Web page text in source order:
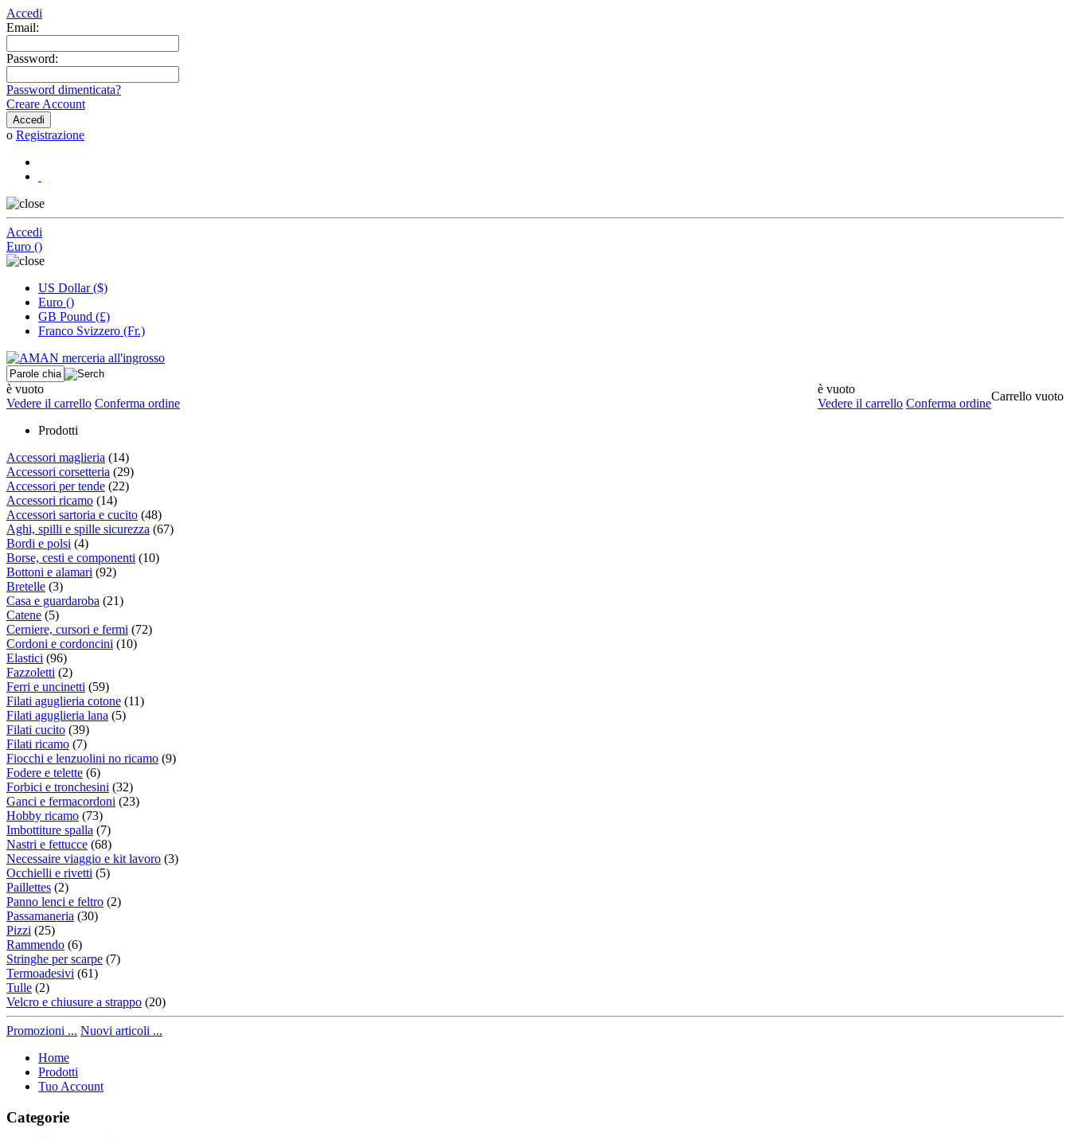
Accedi
Email:
Password:
Password dimenticata?
Creare Account
o Registrazione
Accedi
Euro ()
US Dollar ($)
Euro ()
GB Pound (£)
Franco Svizzero (Fr.)
è vuoto
Vedere il carrello Conferma ordine
Carrello vuoto
è vuoto
Vedere il carrello Conferma ordine
Prodotti
Accessori maglieria (14)
Accessori corsetteria (29)
Accessori per tende (22)
Accessori ricamo (14)
Accessori sartoria e cucito (48)
Aghi, spilli e spille sicurezza (67)
Bordi e polsi (4)
Borse, cesti e componenti (10)
Bottoni e alamari (92)
Bretelle (3)
Casa e guardaroba (21)
Catene (5)
Cerniere, cursori e fermi (72)
Cordoni e cordoncini (10)
Elastici (96)
Fazzoletti (2)
Ferri e uncinetti (59)
Filati aguglieria cotone (11)
Filati aguglieria lana (5)
Filati cucito (39)
Filati ricamo (7)
Fiocchi e lenzuolini no ricamo (9)
Fodere e telette (6)
Forbici e tronchesini (32)
Ganci e fermacordoni (23)
Hobby ricamo (73)
Imbottiture spalla (7)
Nastri e fettucce (68)
Necessaire viaggio e kit lavoro (3)
Occhielli e rivetti (5)
Paillettes (2)
Panno lenci e feltro (2)
Passamaneria (30)
Pizzi (25)
Rammendo (6)
Stringhe per scarpe (7)
Termoadesivi (61)
Tulle (2)
Velcro e chiusure a strappo (20)
Promozioni ... Nuovi articoli ...
Home
Prodotti
Tuo Account
Categorie